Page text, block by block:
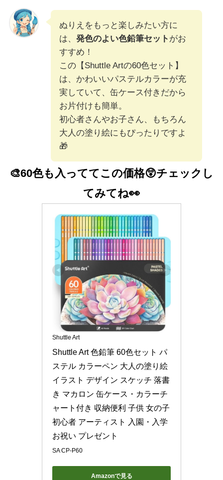
ぬりえをもっと楽しみたい方に
は、 発色のよい色鉛筆セット がお
すすめ！
この【Shuttle Artの60色セット】
は、かわいいパステルカラーが充
実していて、缶ケース付きだから
お片付けも簡単。
初心者さんやお子さん、もちろん
大人の塗り絵にもぴったりですよ
🎁
🎨60色も入っててこの価格😲チェックし
てみてね👀
Shuttle Art
Shuttle Art 色鉛筆 60色セット パ
ステル カラーペン 大人の塗り絵
イラスト デザイン スケッチ 落書
き マカロン 缶ケース・カラーチ
ャート付き 収納便利 子供 女の子
初心者 アーティスト 入園・入学
お祝い プレゼント
SA CP-P60
Amazonで見る